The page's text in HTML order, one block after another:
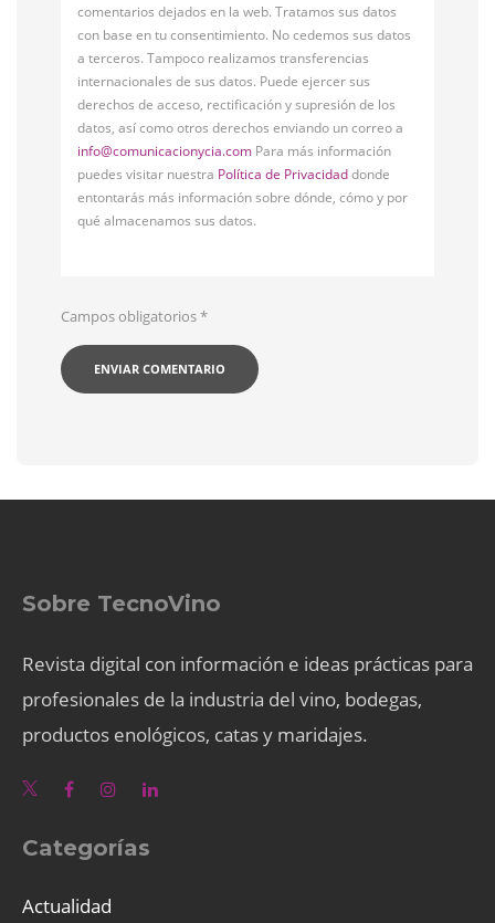
comentarios dejados en la web. Tratamos sus datos
con base en tu consentimiento. No cedemos sus datos
a terceros. Tampoco realizamos transferencias
internacionales de sus datos. Puede ejercer sus
derechos de acceso, rectificación y supresión de los
datos, así como otros derechos enviando un correo a
info@comunicacionycia.com Para más información
puedes visitar nuestra Política de Privacidaddonde
entontarás más información sobre dónde, cómo y por
qué almacenamos sus datos.
Campos obligatorios*
Sobre TecnoVino
Revista digital con información e ideas prácticas para
profesionales de la industria del vino, bodegas,
productos enológicos, catas y maridajes.
Categorías
Actualidad